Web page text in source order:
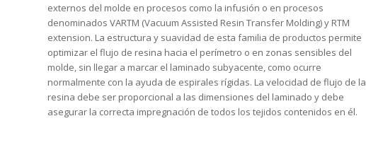
externos del molde en procesos como la infusión o en procesos
denominados VARTM (Vacuum Assisted Resin Transfer Molding) y RTM
extension. La estructura y suavidad de esta familia de productos permite
optimizar el flujo de resina hacia el perímetro o en zonas sensibles del
molde, sin llegar a marcar el laminado subyacente, como ocurre
normalmente con la ayuda de espirales rígidas. La velocidad de flujo de la
resina debe ser proporcional a las dimensiones del laminado y debe
asegurar la correcta impregnación de todos los tejidos contenidos en él.